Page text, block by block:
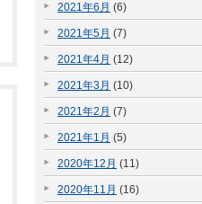
2021年6月 (6)
2021年5月 (7)
2021年4月 (12)
2021年3月 (10)
2021年2月 (7)
2021年1月 (5)
2020年12月 (11)
2020年11月 (16)